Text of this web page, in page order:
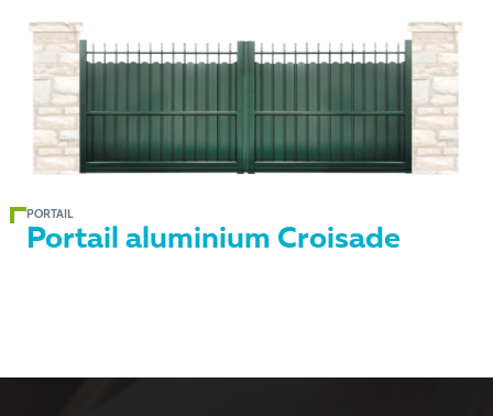
PORTAIL
Portail aluminium Croisade